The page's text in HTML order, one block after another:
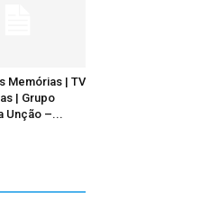
Memórias | TV
| Grupo
Unção –...